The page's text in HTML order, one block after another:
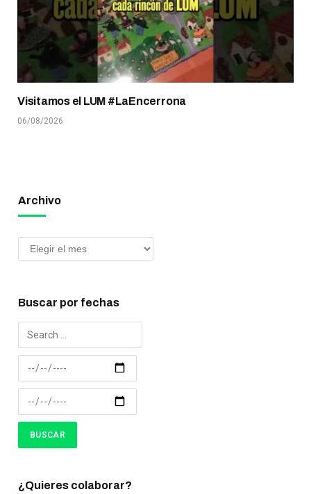
Visitamos el LUM #LaEncerrona
06/08/2026
Archivo
Buscar por fechas
¿Quieres colaborar?